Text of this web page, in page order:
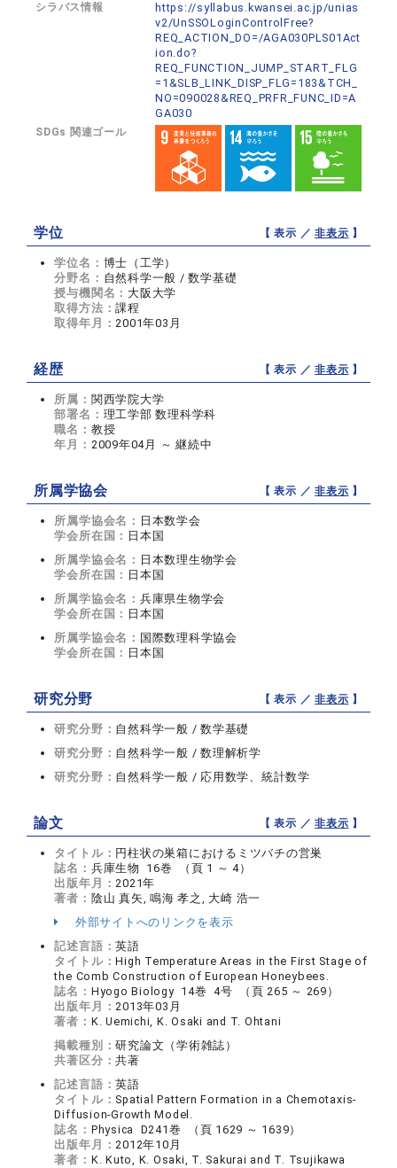
シラバス情報
https://syllabus.kwansei.ac.jp/unias
v2/UnSSOLoginControlFree?
REQ_ACTION_DO=/AGA030PLS01Act
ion.do?
REQ_FUNCTION_JUMP_START_FLG
=1&SLB_LINK_DISP_FLG=183&TCH_
NO=090028&REQ_PRFR_FUNC_ID=A
GA030
SDGs 関連ゴール
学位 【 表示 ／非表示 】
学位名： 博士（工学）
分野名： 自然科学一般 / 数学基礎
授与機関名： 大阪大学
取得方法：課程
取得年月：2001年03月
経歴 【 表示 ／非表示 】
所属： 関西学院大学
部署名： 理工学部 数理科学科
職名： 教授
年月： 2009年04月 ～ 継続中
所属学協会 【 表示 ／非表示 】
所属学協会名： 日本数学会
学会所在国： 日本国
所属学協会名： 日本数理生物学会
学会所在国： 日本国
所属学協会名： 兵庫県生物学会
学会所在国： 日本国
所属学協会名： 国際数理科学協会
学会所在国： 日本国
研究分野 【 表示 ／非表示 】
研究分野： 自然科学一般 / 数学基礎
研究分野： 自然科学一般 / 数理解析学
研究分野： 自然科学一般 / 応用数学、統計数学
論文 【 表示 ／非表示 】
タイトル： 円柱状の巣箱におけるミツバチの営巣
誌名： 兵庫生物 16巻 （頁 1 ～ 4）
出版年月：2021年
著者： 陰山 真矢, 鳴海 孝之, 大崎 浩一
外部サイトへのリンクを表示
記述言語：英語
タイトル：High Temperature Areas in the First Stage of
the Comb Construction of European Honeybees.
誌名： Hyogo Biology 14巻 4号 （頁 265 ～ 269）
出版年月：2013年03月
著者： K. Uemichi, K. Osaki and T. Ohtani
掲載種別：研究論文（学術雑誌）
共著区分：共著
記述言語：英語
タイトル： Spatial Pattern Formation in a Chemotaxis-
Diffusion-Growth Model.
誌名： Physica D241巻 （頁 1629 ～ 1639）
出版年月：2012年10月
著者： K. Kuto, K. Osaki, T. Sakurai and T. Tsujikawa